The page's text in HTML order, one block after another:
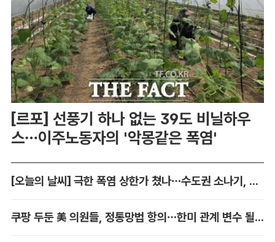
[르포] 선풍기 하나 없는 39도 비닐하우
스…이주노동자의 '악몽같은 폭염'
[오늘의 날씨] 극한 폭염 상한가 쳤나…수도권 소나기, 동해안에 폭우
쿠팡 두둔 美 의원들, 정통망법 항의…한미 관계 변수 될까